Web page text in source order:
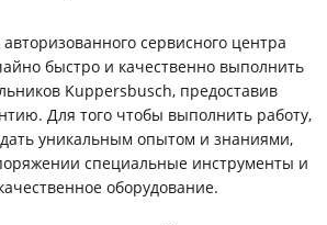
сервисного центра
быстро и качественно выполнить
Kuppersbusch, предоставив
Для того чтобы выполнить работу,
уникальным опытом и знаниями,
специальные инструменты и
оборудование.